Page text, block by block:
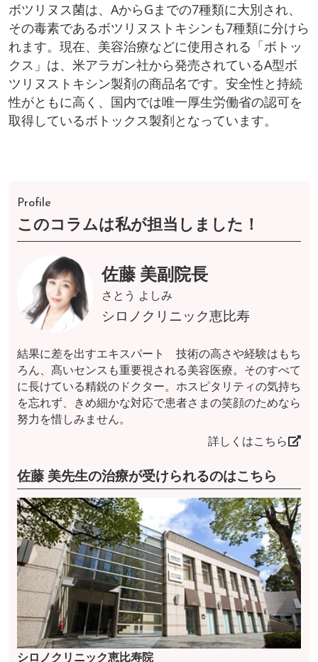
ボツリヌス菌は、AからGまでの7種類に大別され、
その毒素であるボツリヌストキシンも7種類に分けら
れます。現在、美容治療などに使用される「ボトッ
クス」は、米アラガン社から発売されているA型ボ
ツリヌストキシン製剤の商品名です。安全性と持続
性がともに高く、国内では唯一厚生労働省の認可を
取得しているボトックス製剤となっています。
Profile
このコラムは私が担当しました！
佐藤 美副院長
さとう よしみ
シロノクリニック恵比寿
結果に差を出すエキスパート 技術の高さや経験はもち
ろん、髙いセンスも重要視される美容医療。そのすべて
に長けている精鋭のドクター。ホスピタリティの気持ち
を忘れず、きめ細かな対応で患者さまの笑顔のためなら
努力を惜しみません。
詳しくはこちら
佐藤 美先生の治療が受けられるのはこちら
シロノクリニック恵比寿院